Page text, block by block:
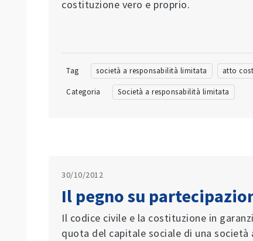
costituzione vero e proprio.
Tag società a responsabilità limitata atto
Categoria Società a responsabilità limitata
30/10/2012
Il pegno su
Il codice civile e la costituzione in
quota del capitale sociale di una società